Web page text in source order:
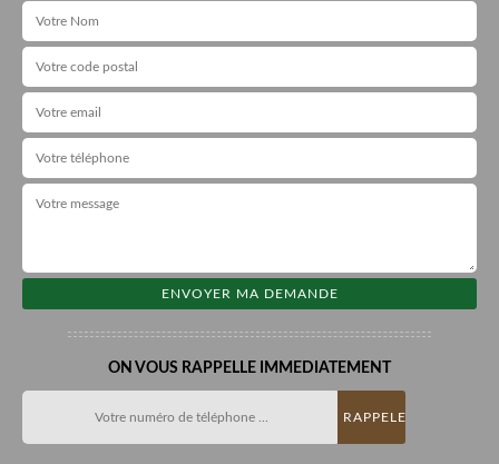
ON VOUS RAPPELLE IMMEDIATEMENT